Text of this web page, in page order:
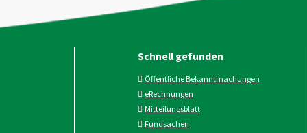
Schnell gefunden
Öffentliche Bekanntmachungen
eRechnungen
Mitteilungsblatt
Fundsachen